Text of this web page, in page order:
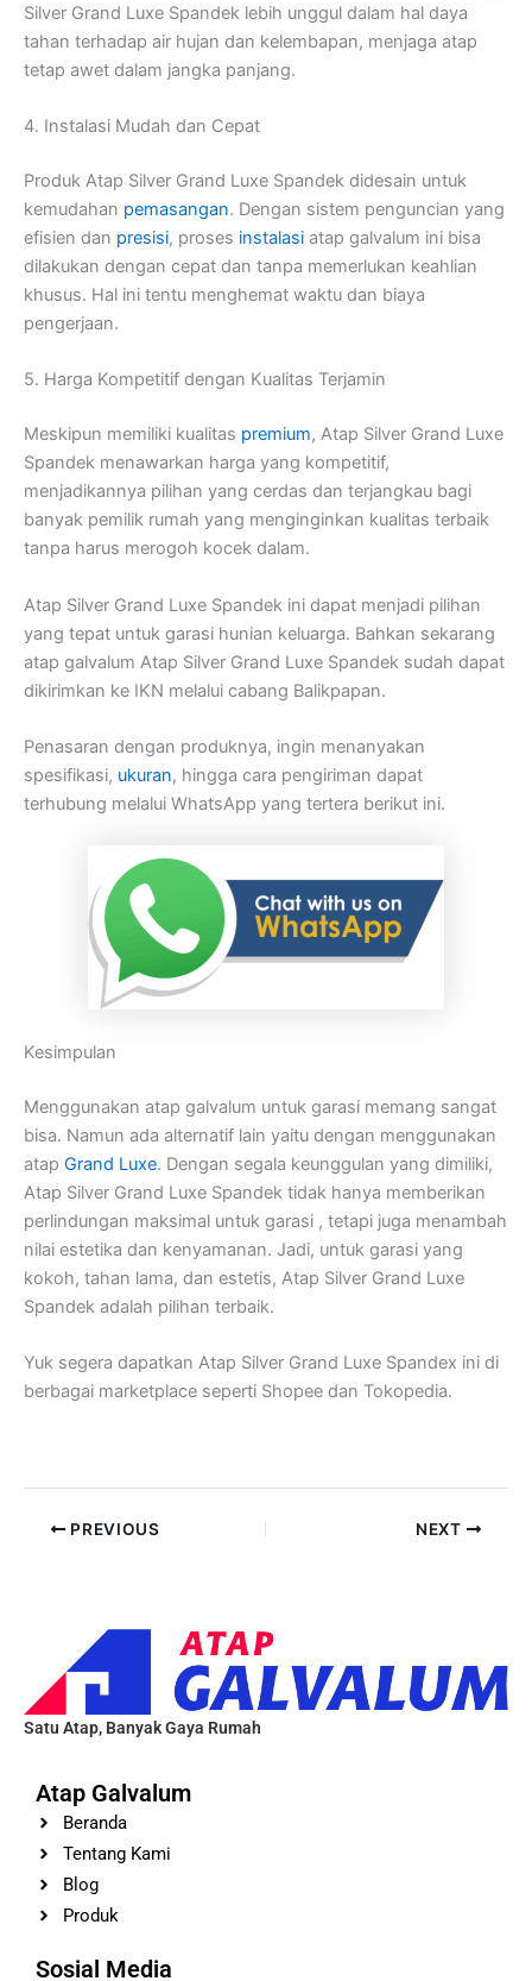
Silver Grand Luxe Spandek lebih unggul dalam hal daya
tahan terhadap air hujan dan kelembapan, menjaga atap
tetap awet dalam jangka panjang.
4. Instalasi Mudah dan Cepat
Produk Atap Silver Grand Luxe Spandek didesain untuk
kemudahan pemasangan. Dengan sistem penguncian yang
efisien dan presisi, proses instalasi atap galvalum ini bisa
dilakukan dengan cepat dan tanpa memerlukan keahlian
khusus. Hal ini tentu menghemat waktu dan biaya
pengerjaan.
5. Harga Kompetitif dengan Kualitas Terjamin
Meskipun memiliki kualitas premium, Atap Silver Grand Luxe
Spandek menawarkan harga yang kompetitif,
menjadikannya pilihan yang cerdas dan terjangkau bagi
banyak pemilik rumah yang menginginkan kualitas terbaik
tanpa harus merogoh kocek dalam.
Atap Silver Grand Luxe Spandek ini dapat menjadi pilihan
yang tepat untuk garasi hunian keluarga. Bahkan sekarang
atap galvalum Atap Silver Grand Luxe Spandek sudah dapat
dikirimkan ke IKN melalui cabang Balikpapan.
Penasaran dengan produknya, ingin menanyakan
spesifikasi, ukuran, hingga cara pengiriman dapat
terhubung melalui WhatsApp yang tertera berikut ini.
Kesimpulan
Menggunakan atap galvalum untuk garasi memang sangat
bisa. Namun ada alternatif lain yaitu dengan menggunakan
atap Grand Luxe. Dengan segala keunggulan yang dimiliki,
Atap Silver Grand Luxe Spandek tidak hanya memberikan
perlindungan maksimal untuk garasi , tetapi juga menambah
nilai estetika dan kenyamanan. Jadi, untuk garasi yang
kokoh, tahan lama, dan estetis, Atap Silver Grand Luxe
Spandek adalah pilihan terbaik.
Yuk segera dapatkan Atap Silver Grand Luxe Spandex ini di
berbagai marketplace seperti Shopee dan Tokopedia.
PREVIOUS NEXT
Satu Atap, Banyak Gaya Rumah
Atap Galvalum
Beranda
Tentang Kami
Blog
Produk
Sosial Media